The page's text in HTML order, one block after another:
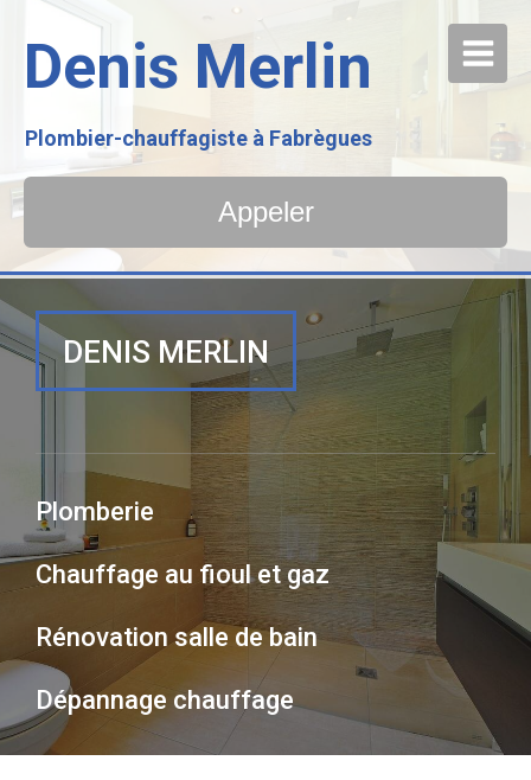
Denis Merlin
Plombier-chauffagiste à Fabrègues
Appeler
DENIS MERLIN
Plomberie
Chauffage au fioul et gaz
Rénovation salle de bain
Dépannage chauffage